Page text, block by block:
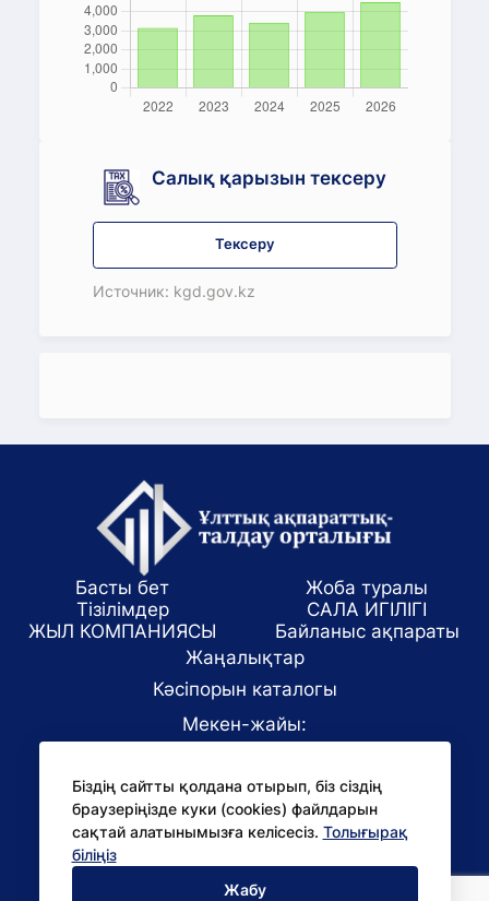
Салық қарызын тексеру
Тексеру
Источник: kgd.gov.kz
Біздің сайтты қолдана отырып, біз сіздің
браузеріңізде куки (cookies) файлдарын
сақтай алатынымызға келісесіз. Толығырақ
біліңіз
Жабу
Басты бет
Жоба туралы
Тізілімдер
САЛА ИГІЛІГІ
ЖЫЛ КОМПАНИЯСЫ
Байланыс ақпараты
Жаңалықтар
Кәсіпорын каталогы
Мекен-жайы:
E-mail:
office@niac.kz
pr@niac.kz